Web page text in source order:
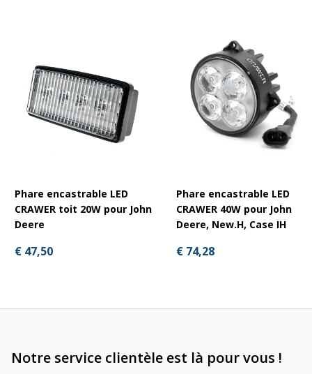
Phare encastrable LED
CRAWER toit 20W pour John
Deere
€ 47,50
Phare encastrable LED
CRAWER 40W pour John
Deere, New.H, Case IH
€ 74,28
Notre service clientèle est là pour vous !